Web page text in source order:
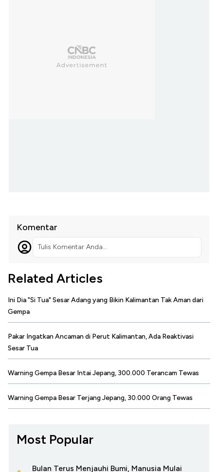
Komentar
Tulis Komentar Anda...
Related Articles
Ini Dia "Si Tua" Sesar Adang yang Bikin Kalimantan Tak Aman dari
Gempa
Pakar Ingatkan Ancaman di Perut Kalimantan, Ada Reaktivasi
Sesar Tua
Warning Gempa Besar Intai Jepang, 300.000 Terancam Tewas
Warning Gempa Besar Terjang Jepang, 30.000 Orang Tewas
Most Popular
Bulan Terus Menjauhi Bumi, Manusia Mulai